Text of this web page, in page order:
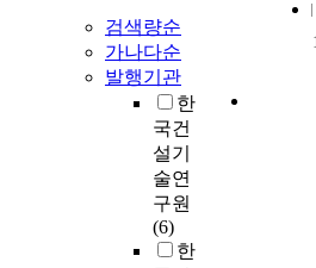
검색량순
가나다순
발행기관
한
국건
설기
술연
구원
(6)
한